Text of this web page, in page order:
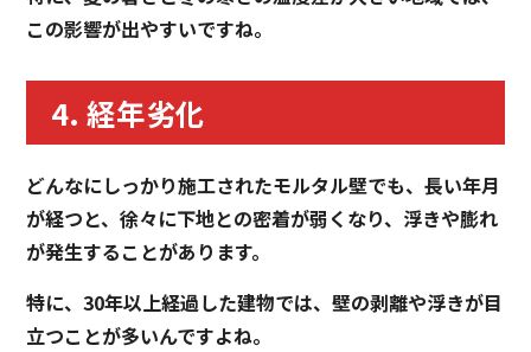
この影響が出やすいですね。
4. 経年劣化
どんなにしっかり施工されたモルタル壁でも、長い年月
が経つと、徐々に下地との密着が弱くなり、浮きや膨れ
が発生することがあります。
特に、30年以上経過した建物では、壁の剥離や浮きが目
立つことが多いんですよね。